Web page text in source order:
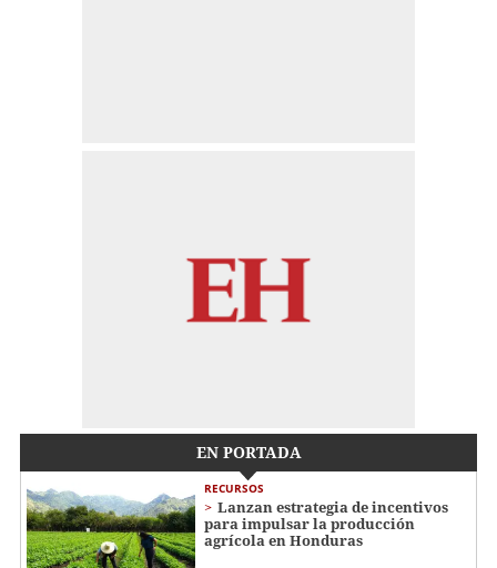
EN PORTADA
RECURSOS
Lanzan estrategia de incentivos
para impulsar la producción
agrícola en Honduras